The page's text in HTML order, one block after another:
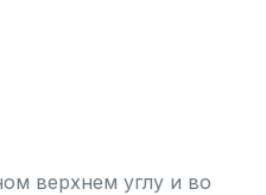
верхнем углу и во